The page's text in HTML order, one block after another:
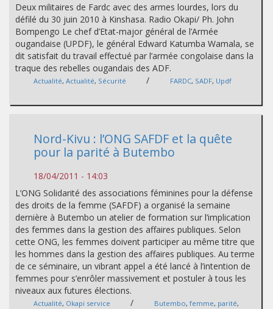
Deux militaires de Fardc avec des armes lourdes, lors du
défilé du 30 juin 2010 à Kinshasa. Radio Okapi/ Ph. John
Bompengo Le chef d’Etat-major général de l’Armée
ougandaise (UPDF), le général Edward Katumba Wamala, se
dit satisfait du travail effectué par l’armée congolaise dans la
traque des rebelles ougandais des ADF.
Actualité, Actualité, Sécurité / FARDC, SADF, Updf
Nord-Kivu : l’ONG SAFDF et la quête
pour la parité à Butembo
18/04/2011 - 14:03
L’ONG Solidarité des associations féminines pour la défense
des droits de la femme (SAFDF) a organisé la semaine
dernière à Butembo un atelier de formation sur l’implication
des femmes dans la gestion des affaires publiques. Selon
cette ONG, les femmes doivent participer au même titre que
les hommes dans la gestion des affaires publiques. Au terme
de ce séminaire, un vibrant appel a été lancé à l’intention de
femmes pour s’enrôler massivement et postuler à tous les
niveaux aux futures élections.
Actualité, Okapi service / Butembo, femme, parité,